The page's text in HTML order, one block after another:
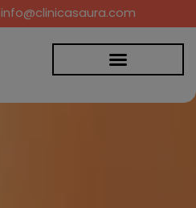
info@clinicasaura.com